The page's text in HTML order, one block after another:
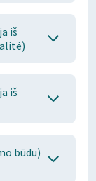
iš
iš
būdu)